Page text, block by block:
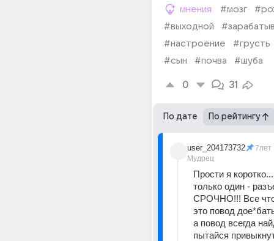
мнения #мозг
#выходной
#настроение
#грусть
#сын
#почва #шуба
0 31
По дате По рейтингу
user_204173732
Мудрец
7лет
Прости я
только один -
СРОЧНО!!! Все что
это повод
а повод всегда
пытайся